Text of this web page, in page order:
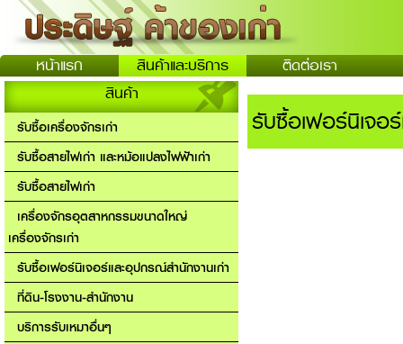
หน้าแรก สินค้าและบริการ
ติดต่อเรา
สินค้า
รับซื้อเครื่องจักรเก่า
รับซื้อสายไฟเก่า และหม้อแปลงไฟฟ้าเก่า
รับซื้อสายไฟเก่า
เครื่องจักรอุตสาหกรรมขนาดใหญ่
เครื่องจักรเก่า
รับซื้อเฟอร์นิเจอร์และอุปกรณ์สำนักงานเก่า
ที่ดิน-โรงงาน-สำนักงาน
บริการรับเหมาอื่นๆ
รับซื้อเฟอร์นิเจอ